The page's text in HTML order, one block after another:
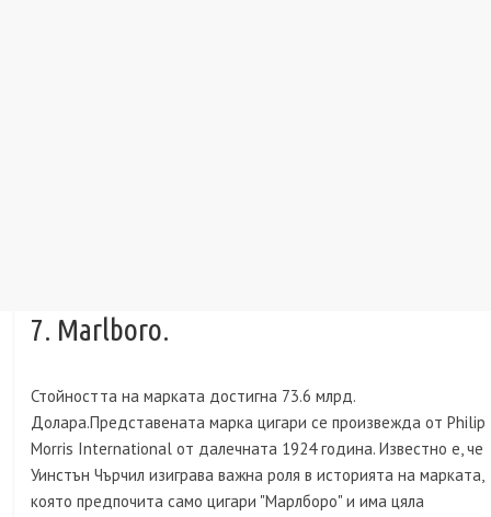
7. Marlboro.
Стойността на марката достигна 73.6 млрд.
Долара.Представената марка цигари се произвежда от Philip
Morris International от далечната 1924 година. Известно е, че
Уинстън Чърчил изиграва важна роля в историята на марката,
която предпочита само цигари "Марлборо" и има цяла